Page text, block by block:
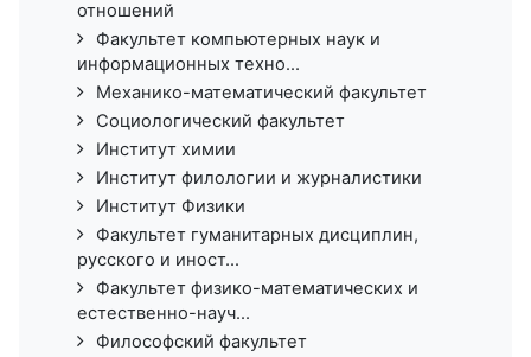
отношений
Факультет компьютерных наук и
информационных техно...
Механико-математический факультет
Социологический факультет
Институт химии
Институт филологии и журналистики
Институт Физики
Факультет гуманитарных дисциплин,
русского и иност...
Факультет физико-математических и
естественно-науч...
Философский факультет